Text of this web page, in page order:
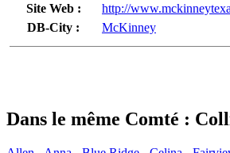
Site Web :
http://
DB-City :
McKinney
Dans le même Comté :